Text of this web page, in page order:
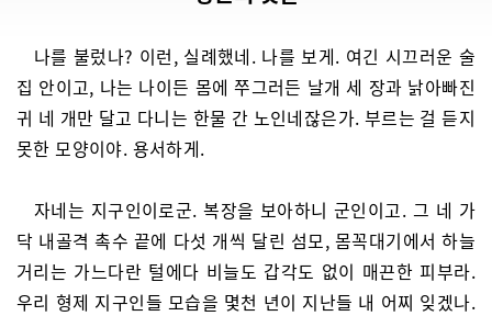
나를 불렀나? 이런, 실례했네. 나를 보게. 여긴 시끄러운 술
집 안이고, 나는 나이든 몸에 쭈그러든 날개 세 장과 낡아빠진
귀 네 개만 달고 다니는 한물 간 노인네잖은가. 부르는 걸 듣지
못한 모양이야. 용서하게.
자네는 지구인이로군. 복장을 보아하니 군인이고. 그 네 가
닥 내골격 촉수 끝에 다섯 개씩 달린 섬모, 몸꼭대기에서 하늘
거리는 가느다란 털에다 비늘도 갑각도 없이 매끈한 피부라.
우리 형제 지구인들 모습을 몇천 년이 지난들 내 어찌 잊겠나.